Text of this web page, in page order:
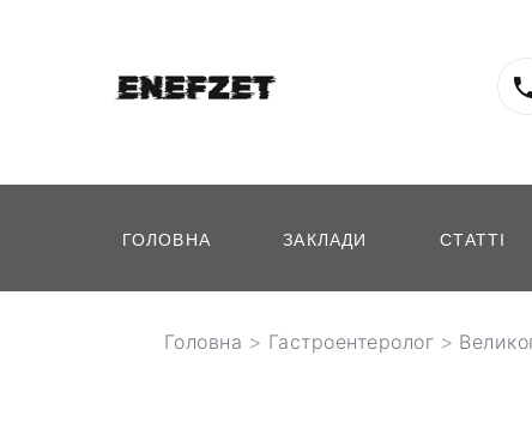
ГОЛОВНА ЗАКЛАДИ СТАТТІ
Головна > Гастроентеролог >